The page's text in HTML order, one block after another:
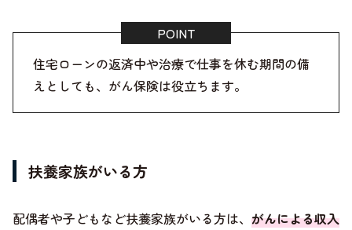
住宅ローンの返済中や治療で仕事を休む期間の備
えとしても、がん保険は役立ちます。
扶養家族がいる方
配偶者や子どもなど扶養家族がいる方は、 がんによる収入